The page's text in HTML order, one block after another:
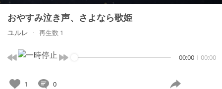
おやすみ泣き声、さよなら歌姫
ユルレ 再生数 1
00:00 00:00
1 0